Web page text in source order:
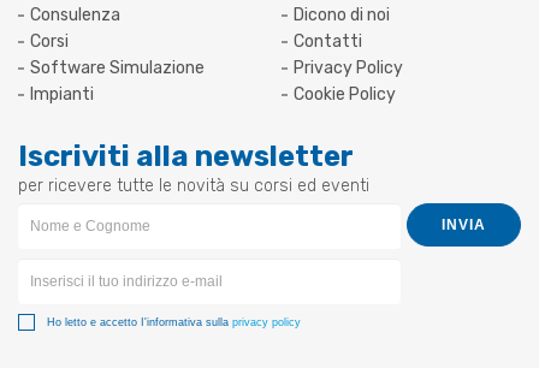
Consulenza
Corsi
Software Simulazione
Impianti
Dicono di noi
Contatti
Privacy Policy
Cookie Policy
Iscriviti alla newsletter
per ricevere tutte le novità su corsi ed eventi
Ho letto e accetto I'informativa sulla privacy policy
INVIA